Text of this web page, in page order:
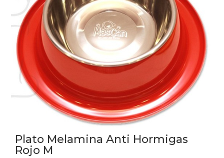
Plato Melamina Anti Hormigas
Rojo M